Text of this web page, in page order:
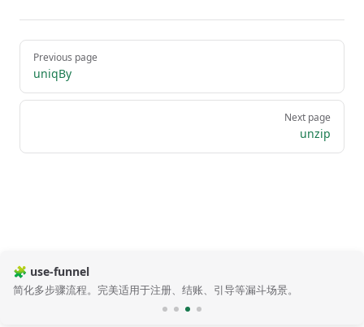
Pager
Previous page
uniqBy
Next page
unzip
🧩 use-funnel
简化多步骤流程。完美适用于注册、结账、引导等漏斗场景。